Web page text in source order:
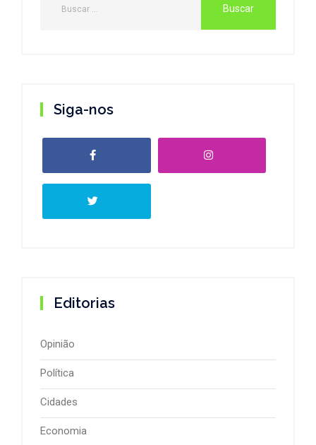
Siga-nos
Editorias
Opinião
Política
Cidades
Economia